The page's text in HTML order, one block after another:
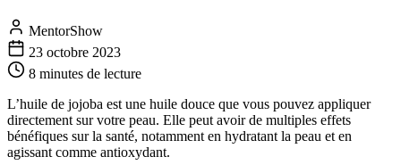
MentorShow
23 octobre 2023
8 minutes de lecture
L’huile de jojoba est une huile douce que vous pouvez appliquer
directement sur votre peau. Elle peut avoir de multiples effets
bénéfiques sur la santé, notamment en hydratant la peau et en
agissant comme antioxydant.